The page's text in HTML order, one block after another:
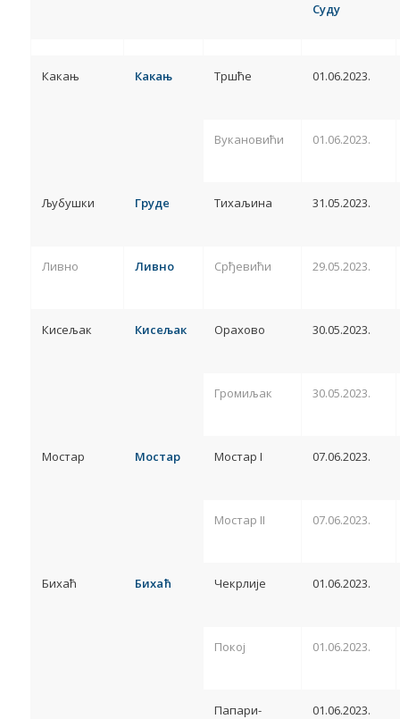
Суду
Какањ Какањ Тршће 01.06.2023.
Вукановићи 01.06.2023.
Љубушки Груде Тихаљина 31.05.2023.
Ливно Ливно Срђевићи 29.05.2023.
Кисељак Кисељак Орахово 30.05.2023.
Громиљак 30.05.2023.
Мостар Мостар Мостар I 07.06.2023.
Мостар II 07.06.2023.
Бихаћ Бихаћ Чекрлије 01.06.2023.
Покој 01.06.2023.
Папари-
01.06.2023.